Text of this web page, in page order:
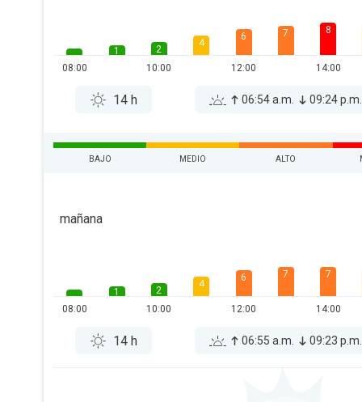
08:00
1
2
10:00
4
6
12:00
7 8
14:00
14 h 06:54 a.m. 09:24 p.m.
BAJO MEDIO ALTO
mañana
08:00
1
2
10:00
4
6
12:00
7 7
14:00
14 h 06:55 a.m. 09:23 p.m.